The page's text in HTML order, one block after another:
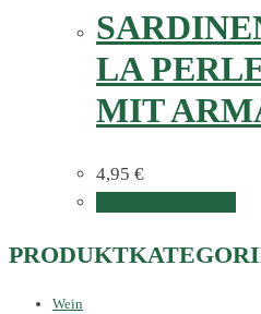
LA
MIT
4,95 €
Wein